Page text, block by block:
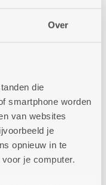
Over
die
smartphone worden
van websites
je
opnieuw in te
je computer.